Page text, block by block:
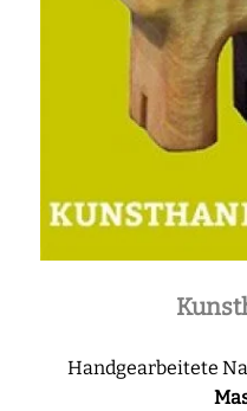
Handgearbeitete